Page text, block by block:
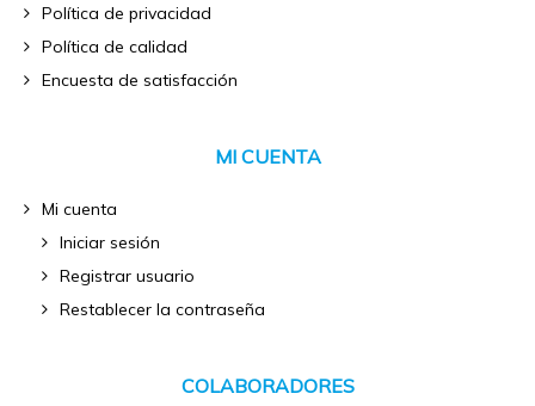
Política de privacidad
Política de calidad
Encuesta de satisfacción
MI CUENTA
Mi cuenta
Iniciar sesión
Registrar usuario
Restablecer la contraseña
COLABORADORES